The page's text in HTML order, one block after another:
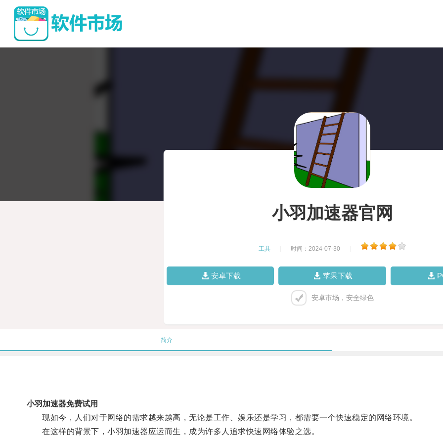
小羽加速器官网
工具 时间：2024-07-30
安卓下载 苹果下载
安卓市场，安全绿色
简介
小羽加速器免费试用
现如今，人们对于网络的需求越来越高，无论是工作、娱乐还是学习，都需要一个快速稳定的网络环境。
在这样的背景下，小羽加速器应运而生，成为许多人追求快速网络体验之选。